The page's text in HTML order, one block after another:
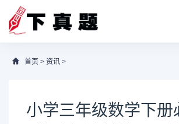
首页 > 资讯 >
小学三年级数学下册